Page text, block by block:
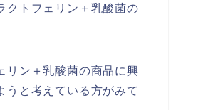
クトフェリン＋乳酸菌の
リン＋乳酸菌の商品に興
うと考えている方がみて